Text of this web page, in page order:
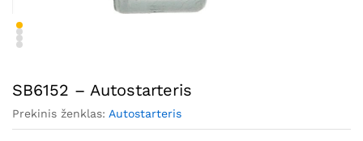
SB6152 – Autostarteris
Prekinis ženklas: Autostarteris